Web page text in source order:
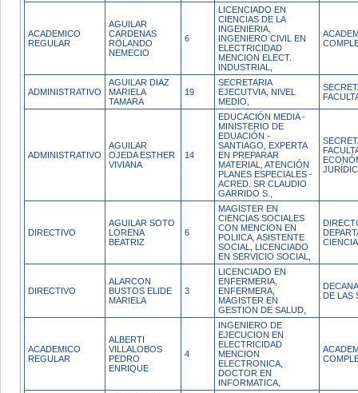
ACADEMICO
REGULAR
AGUILAR
CARDENAS
ROLANDO
NEMECIO
6
LICENCIADO EN
CIENCIAS DE LA
INGENIERIA,
INGENIERO CIVIL EN
ELECTRICIDAD
MENCION ELECT.
INDUSTRIAL,
ADMINISTRATIVO
AGUILAR DIAZ
MARIELA
TAMARA
19
SECRETARIA
EJECUTVIA, NIVEL
MEDIO,
ADMINISTRATIVO
AGUILAR
OJEDA ESTHER
VIVIANA
14
EDUCACIÓN MEDIA -
MINISTERIO DE
EDUACIÓN -
SANTIAGO, EXPERTA
EN PREPARAR
MATERIAL, ATENCIÓN
PLANES ESPECIALES -
ACRED. SR CLAUDIO
GARRIDO S.,
DIRECTIVO
AGUILAR SOTO
LORENA
BEATRIZ
6
MAGISTER EN
CIENCIAS SOCIALES
CON MENCION EN
POLIICA, ASISTENTE
SOCIAL, LICENCIADO
EN SERVICIO SOCIAL,
DIRECTIVO
ALARCON
BUSTOS ELIDE
MARIELA
3
LICENCIADO EN
ENFERMERIA,
ENFERMERA,
MAGISTER EN
GESTION DE SALUD,
DE LAS
ACADEMICO
REGULAR
ALBERTI
VILLALOBOS
PEDRO
ENRIQUE
4
INGENIERO DE
EJECUCION EN
ELECTRICIDAD
MENCION
ELECTRONICA,
DOCTOR EN
INFORMATICA,